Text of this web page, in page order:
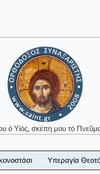
Υἱός, σκέπη μου τὸ Πνεῦμα
Υπεραγία